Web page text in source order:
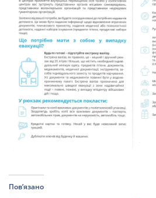
Пов’язано